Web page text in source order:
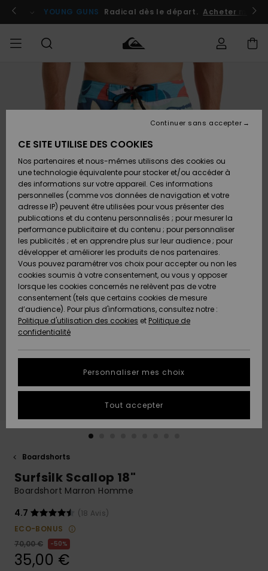
l'information
le
Se connecter / s'inscrire
YOUNG GUNS Radical dès le départ. Acheter
Vêtements
Chaussures
& Tongs
Surf
Snow
Nouveautés
A
Découvrir
Vêtements
Chaussures
& Tongs
Surf
Snow
Nouveautés
A
Découvrir
FEMME
Shop
A
Découvrir
Snow
SURF
Surf
Shop
Homme
Surf
Shop
Enfant
Highlights
Communauté
SNOW
Snow
Shop
Homme
Snow
Shop
Enfant
Snow
Shop
Femme
A
Découvrir
Communauté
OUTLET
Outlet
Homme
Enfant
Outlet
Femme
AIDE &
CONTACT
Accéder à
ma
commande
Retours
Paiement
Carte
Cadeau
Quiksilver
Freedom
Protection
des
tailles
conversation
plus rapide
à votre
Démarrer
MAGASINS
QUIKSILVER
Boardshorts
Surfsilk Scallop 18"
Boardshort Marron Homme
4.7
(18 Avis)
ECO-BONUS
70,00 €
50%
35,00 €
CE SITE UTILISE DES COOKIES
Nos partenaires et nous-mêmes utilisons des cookies ou
une technologie équivalente pour stocker et/ou accéder à
des informations sur votre appareil. Ces informations
personnelles (comme vos données de navigation et votre
adresse IP) peuvent être utilisées pour vous présenter des
publications et du contenu personnalisés ; pour mesurer la
performance publicitaire et du contenu ; pour personnaliser
les publicités ; et en apprendre plus sur leur audience ; pour
développer et améliorer les produits de nos partenaires.
Vous pouvez paramétrer vos choix pour accepter ou non les
cookies soumis à votre consentement, ou vous y opposer
lorsque les cookies concernés ne relèvent pas de votre
consentement (tels que certains cookies de mesure
d’audience). Pour plus d'informations, consultez notre :
Politique d'utilisation des cookies et Politique de
confidentialité
Personnaliser mes choix
Continuer sans accepter
Tout accepter